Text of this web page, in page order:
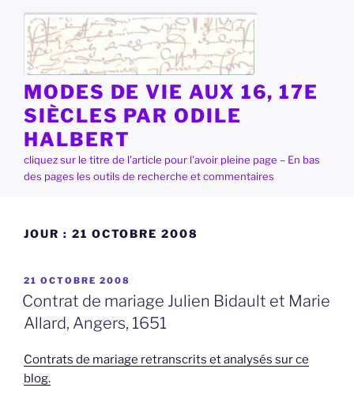
contenu
principal
MODES DE VIE AUX 16, 17E
SIÈCLES PAR ODILE
HALBERT
cliquez sur le titre de l'article pour l'avoir pleine page – En bas
des pages les outils de recherche et commentaires
JOUR : 21 OCTOBRE 2008
PUBLIÉ
LE
21 OCTOBRE 2008
Contrat de mariage Julien Bidault et Marie
Allard, Angers, 1651
Contrats de mariage retranscrits et analysés sur ce
blog.